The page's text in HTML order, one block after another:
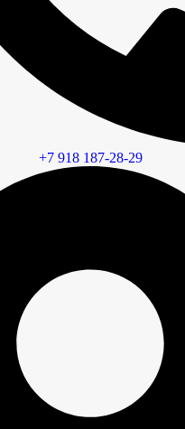
+7 918 187-28-29